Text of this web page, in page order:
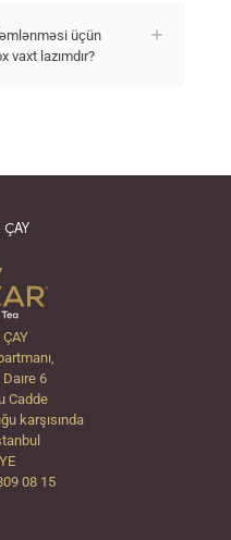
üçün
vaxt lazımdır?
ÇAY
6
Cadde
karşısında
08 15